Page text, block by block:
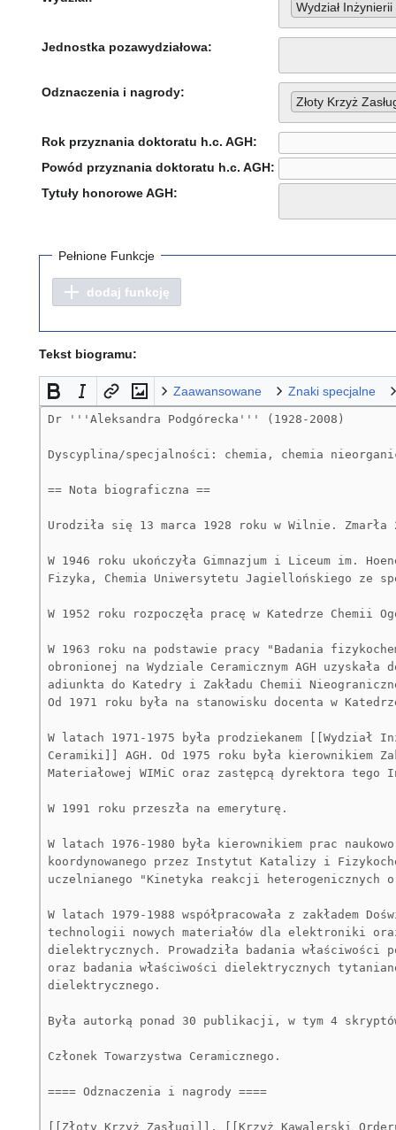
Wydział
Jednostka pozawydziałowa:
Odznaczenia i nagrody:
Złoty Krzyż
Rok przyznania doktoratu h.c. AGH:
Powód przyznania doktoratu h.c. AGH:
Tytuły honorowe AGH:
Pełnione Funkcje
dodaj funkcję
Tekst biogramu:
Zaawansowane Znaki specjalne